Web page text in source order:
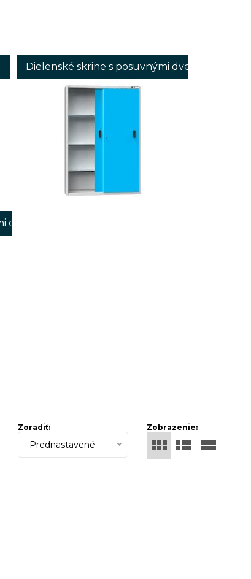
Dielenské skrine s posuvnými dverami
dverami
Zobrazenie:
Zoradiť:
Prednastavené